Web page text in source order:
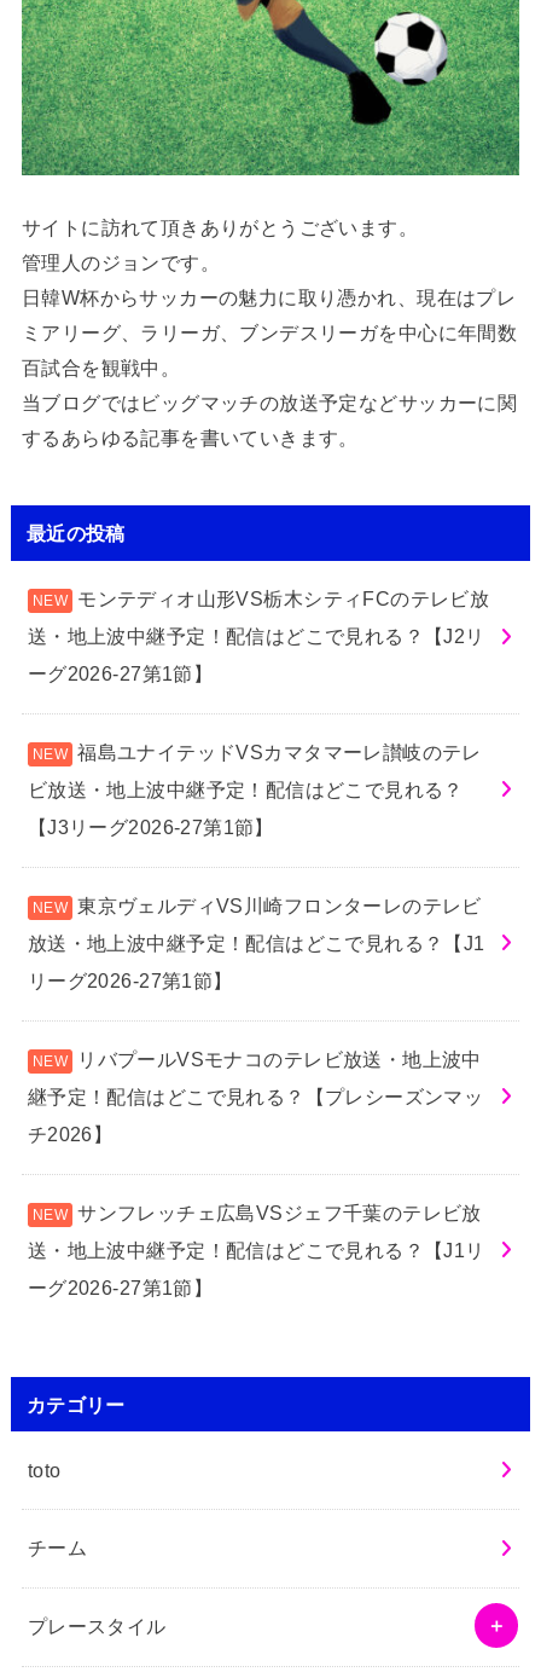
サイトに訪れて頂きありがとうございます。
管理人のジョンです。
日韓W杯からサッカーの魅力に取り憑かれ、現在はプレ
ミアリーグ、ラリーガ、ブンデスリーガを中心に年間数
百試合を観戦中。
当ブログではビッグマッチの放送予定などサッカーに関
するあらゆる記事を書いていきます。
最近の投稿
モンテディオ山形VS栃木シティFCのテレビ放
送・地上波中継予定！配信はどこで見れる？【J2リ
ーグ2026-27第1節】
福島ユナイテッドVSカマタマーレ讃岐のテレ
ビ放送・地上波中継予定！配信はどこで見れる？
【J3リーグ2026-27第1節】
東京ヴェルディVS川崎フロンターレのテレビ
放送・地上波中継予定！配信はどこで見れる？【J1
リーグ2026-27第1節】
リバプールVSモナコのテレビ放送・地上波中
継予定！配信はどこで見れる？【プレシーズンマッ
チ2026】
サンフレッチェ広島VSジェフ千葉のテレビ放
送・地上波中継予定！配信はどこで見れる？【J1リ
ーグ2026-27第1節】
カテゴリー
toto
チーム
プレースタイル